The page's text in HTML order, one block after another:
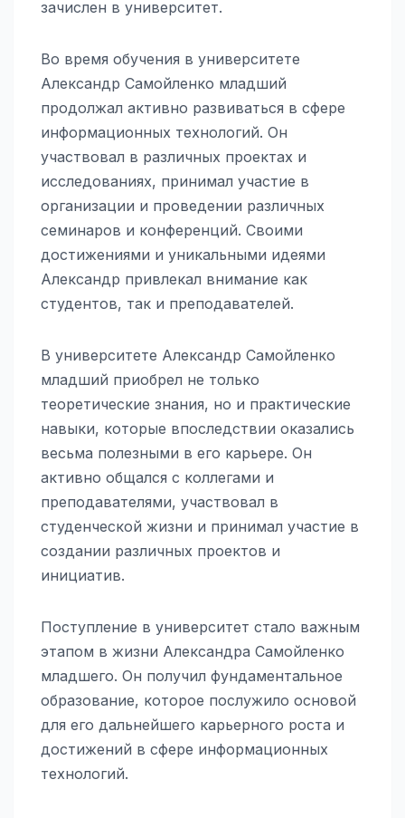
зачислен в университет.
Во время обучения в университете
Александр Самойленко младший
продолжал активно развиваться в сфере
информационных технологий. Он
участвовал в различных проектах и
исследованиях, принимал участие в
организации и проведении различных
семинаров и конференций. Своими
достижениями и уникальными идеями
Александр привлекал внимание как
студентов, так и преподавателей.
В университете Александр Самойленко
младший приобрел не только
теоретические знания, но и практические
навыки, которые впоследствии оказались
весьма полезными в его карьере. Он
активно общался с коллегами и
преподавателями, участвовал в
студенческой жизни и принимал участие в
создании различных проектов и
инициатив.
Поступление в университет стало важным
этапом в жизни Александра Самойленко
младшего. Он получил фундаментальное
образование, которое послужило основой
для его дальнейшего карьерного роста и
достижений в сфере информационных
технологий.